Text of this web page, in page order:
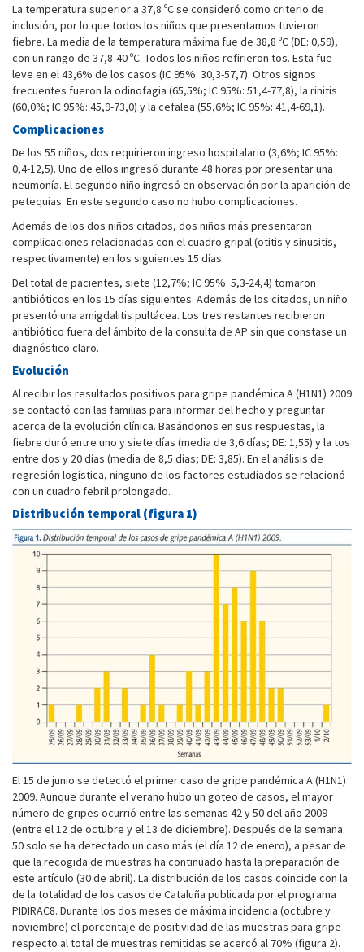
La temperatura superior a 37,8 ºC se consideró como criterio de
inclusión, por lo que todos los niños que presentamos tuvieron
fiebre. La media de la temperatura máxima fue de 38,8 ºC (DE: 0,59),
con un rango de 37,8-40 ºC. Todos los niños refirieron tos. Esta fue
leve en el 43,6% de los casos (IC 95%: 30,3-57,7). Otros signos
frecuentes fueron la odinofagia (65,5%; IC 95%: 51,4-77,8), la rinitis
(60,0%; IC 95%: 45,9-73,0) y la cefalea (55,6%; IC 95%: 41,4-69,1).
Complicaciones
De los 55 niños, dos requirieron ingreso hospitalario (3,6%; IC 95%:
0,4-12,5). Uno de ellos ingresó durante 48 horas por presentar una
neumonía. El segundo niño ingresó en observación por la aparición de
petequias. En este segundo caso no hubo complicaciones.
Además de los dos niños citados, dos niños más presentaron
complicaciones relacionadas con el cuadro gripal (otitis y sinusitis,
respectivamente) en los siguientes 15 días.
Del total de pacientes, siete (12,7%; IC 95%: 5,3-24,4) tomaron
antibióticos en los 15 días siguientes. Además de los citados, un niño
presentó una amigdalitis pultácea. Los tres restantes recibieron
antibiótico fuera del ámbito de la consulta de AP sin que constase un
diagnóstico claro.
Evolución
Al recibir los resultados positivos para gripe pandémica A (H1N1) 2009
se contactó con las familias para informar del hecho y preguntar
acerca de la evolución clínica. Basándonos en sus respuestas, la
fiebre duró entre uno y siete días (media de 3,6 días; DE: 1,55) y la tos
entre dos y 20 días (media de 8,5 ­días; DE: 3,85). En el análisis de
regresión logística, ninguno de los factores estudiados se relacionó
con un cuadro febril prolongado.
Distribución temporal (figura 1)
El 15 de junio se detectó el primer caso de gripe pandémica A (H1N1)
2009. Aunque durante el verano hubo un goteo de casos, el mayor
número de gripes ocurrió entre las semanas 42 y 50 del año 2009
(entre el 12 de octubre y el 13 de diciembre). Después de la semana
50 solo se ha detectado un caso más (el día 12 de enero), a pesar de
que la recogida de muestras ha continuado hasta la preparación de
este artículo (30 de abril). La distribución de los casos coincide con la
de la totalidad de los casos de Cataluña publicada por el programa
PIDIRAC8. Durante los dos meses de máxima incidencia (octubre y
noviembre) el porcentaje de positividad de las muestras para gripe
respecto al total de muestras remitidas se acercó al 70% (figura 2).